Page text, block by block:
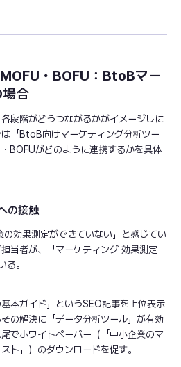
・BOFU：BtoBマー
合
段階がどうつながるかがイメージしに
「BtoB向けマーケティング分析ツー
BOFUがどのように連携するかを具体
の接触
の効果測定ができていない」と感じてい
当者が、「マーケティング 効果測定
。
基本ガイド」というSEO記事を上位表示
の解決に「データ分析ツール」が有効
でホワイトペーパー（「中小企業のマ
ト」）のダウンロードを促す。